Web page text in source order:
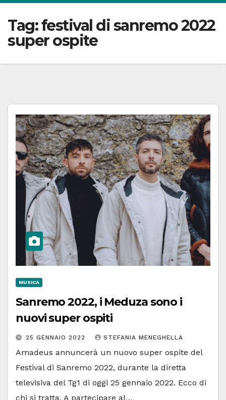
Tag:festival di sanremo 2022
super ospite
MUSICA
Sanremo 2022, i Meduza sono i
nuovi super ospiti
25 GENNAIO 2022 STEFANIA MENEGHELLA
Amadeus annuncerà un nuovo super ospite del
Festival di Sanremo 2022, durante la diretta
televisiva del Tg1 di oggi 25 gennaio 2022. Ecco di
chi si tratta. A partecipare al…